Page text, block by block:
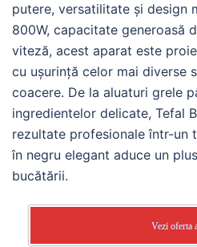
putere, versatilitate și design
800W, capacitate generoasă
viteză, acest aparat este
cu ușurință celor mai diverse
coacere. De la aluaturi grele
ingredientelor delicate, Tefal
rezultate profesionale într-un
în negru elegant aduce un
bucătării.
Vezi oferta